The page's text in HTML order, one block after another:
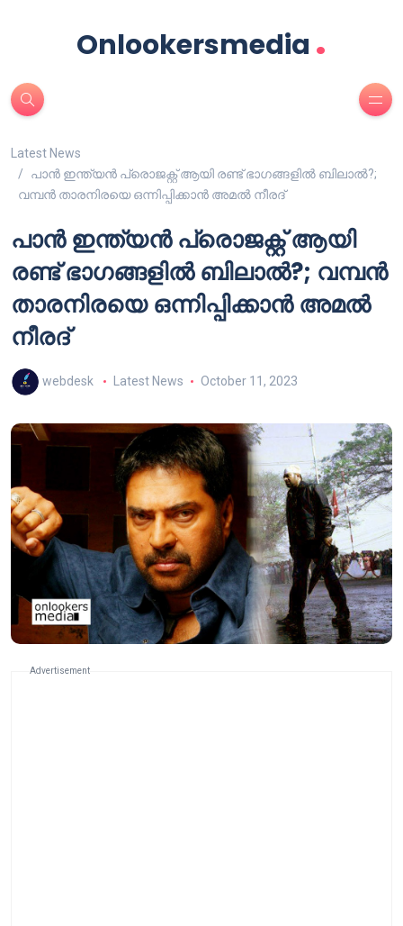
Onlookersmedia .
Latest News
പാൻ ഇന്ത്യൻ പ്രൊജക്റ്റ് ആയി രണ്ട് ഭാഗങ്ങളിൽ ബിലാൽ?;
വമ്പൻ താരനിരയെ ഒന്നിപ്പിക്കാൻ അമൽ നീരദ്
പാൻ ഇന്ത്യൻ പ്രൊജക്റ്റ് ആയി
രണ്ട് ഭാഗങ്ങളിൽ ബിലാൽ?; വമ്പൻ
താരനിരയെ ഒന്നിപ്പിക്കാൻ അമൽ
നീരദ്
webdesk Latest News October 11, 2023
Advertisement